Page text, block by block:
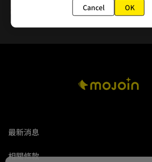
第15話 外遇的告發
最新消息
相關條款
Cancel OK